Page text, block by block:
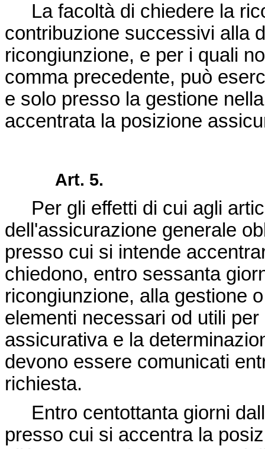
La facoltà di chiedere la
contribuzione successivi alla
ricongiunzione, e per i quali
comma precedente, può
e solo presso la gestione
accentrata la posizione
Art. 5.
Per gli effetti di cui agli
dell'assicurazione generale
presso cui si intende
chiedono, entro sessanta
ricongiunzione, alla gestione
elementi necessari od utili
assicurativa e la
devono essere comunicati
richiesta.
Entro centottanta giorni
presso cui si accentra la